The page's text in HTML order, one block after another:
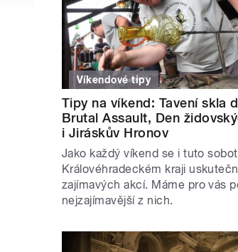
Víkendové tipy
Tipy na víkend: Tavení skla
Brutal Assault, Den
i Jiráskův Hronov
Jako každý víkend se i tuto
Královéhradeckém kraji
zajímavých akcí. Máme pro vás
nejzajímavější z nich.